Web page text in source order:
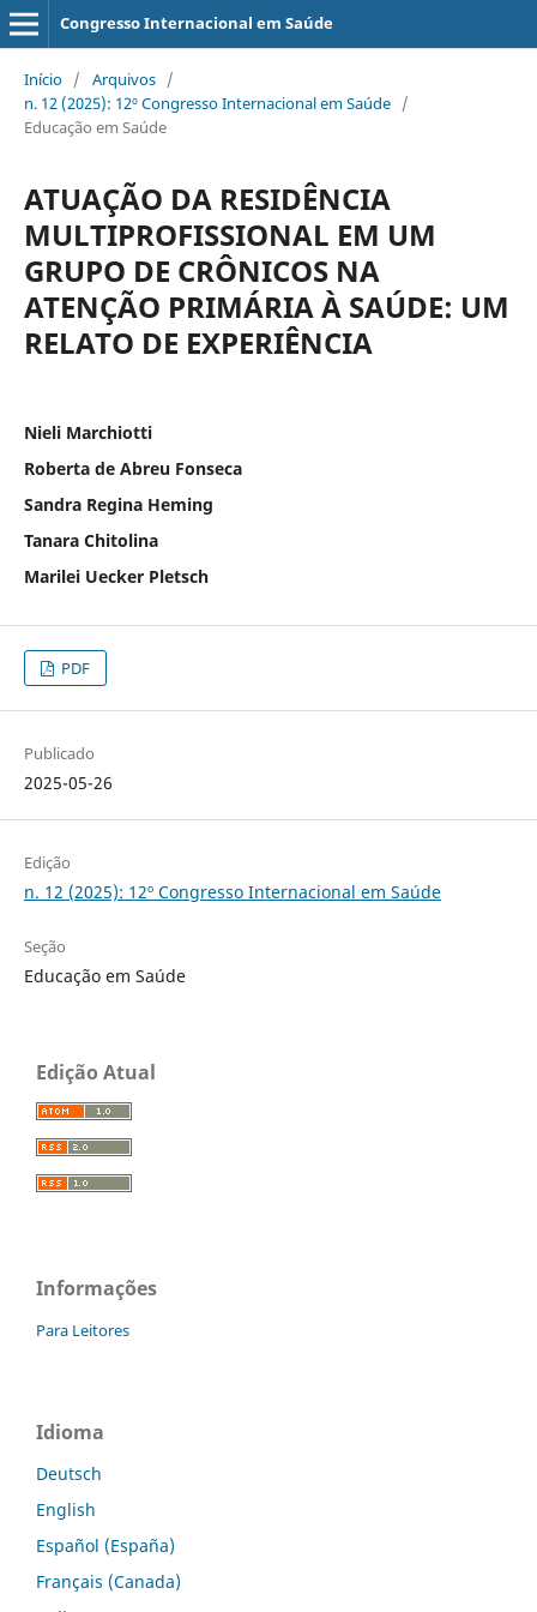
Congresso Internacional em Saúde
Início / Arquivos /
n. 12 (2025): 12º Congresso Internacional em Saúde /
Educação em Saúde
ATUAÇÃO DA RESIDÊNCIA
MULTIPROFISSIONAL EM UM
GRUPO DE CRÔNICOS NA
ATENÇÃO PRIMÁRIA À SAÚDE: UM
RELATO DE EXPERIÊNCIA
Nieli Marchiotti
Roberta de Abreu Fonseca
Sandra Regina Heming
Tanara Chitolina
Marilei Uecker Pletsch
PDF
Publicado
2025-05-26
Edição
n. 12 (2025): 12º Congresso Internacional em Saúde
Seção
Educação em Saúde
Edição Atual
Informações
Para Leitores
Idioma
Deutsch
English
Español (España)
Français (Canada)